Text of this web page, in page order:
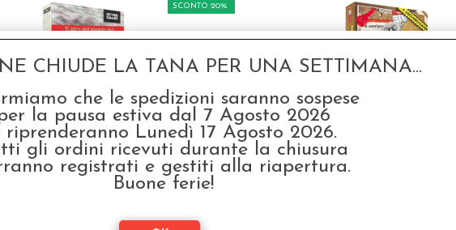
Hidden Games - Il Giro
del Mondo del
Professor Leonardo
€ 29,99
SCONTO 20%
Hidden Games - Delitto
€ 26,99
SCONTO 20%
CHIUDE LA TANA PER UNA SETTIMANA...
che le spedizioni saranno sospese
la pausa estiva dal 7 Agosto 2026
riprenderanno Lunedì 17 Agosto 2026.
gli ordini ricevuti durante la chiusura
registrati e gestiti alla riapertura.
Buone ferie!